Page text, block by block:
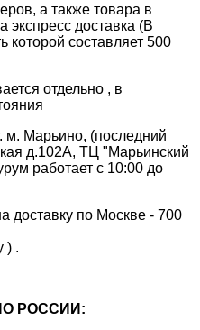
а также товара в
экспресс доставка (В
составляет 500
отдельно , в
м. Марьино, (последний
д.102А, ТЦ "Марьинский
работает с 10:00 до
доставку по Москве - 700
) .
РОССИИ: